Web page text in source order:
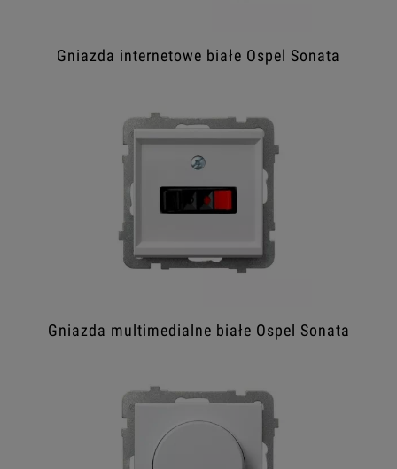
Gniazda internetowe białe Ospel Sonata
Gniazda multimedialne białe Ospel Sonata